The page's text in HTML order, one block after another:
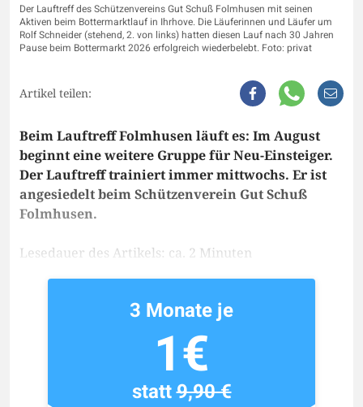
Der Lauftreff des Schützenvereins Gut Schuß Folmhusen mit seinen
Aktiven beim Bottermarktlauf in Ihrhove. Die Läuferinnen und Läufer um
Rolf Schneider (stehend, 2. von links) hatten diesen Lauf nach 30 Jahren
Pause beim Bottermarkt 2026 erfolgreich wiederbelebt. Foto: privat
Artikel teilen:
Beim Lauftreff Folmhusen läuft es: Im August
beginnt eine weitere Gruppe für Neu-Einsteiger.
Der Lauftreff trainiert immer mittwochs. Er ist
angesiedelt beim Schützenverein Gut Schuß
Folmhusen.
Lesedauer des Artikels: ca. 2 Minuten
3 Monate je
1€
statt9,90 €